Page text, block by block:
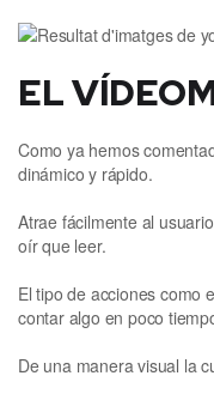
EL
Como ya hemos
dinámico y rápido.
Atrae fácilmente al
oír que leer.
El tipo de acciones como
contar algo en poco
De una manera visual la